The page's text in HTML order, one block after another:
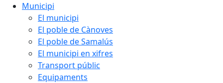
Municipi
El municipi
El poble de Cànoves
El poble de Samalús
El municipi en xifres
Transport públic
Equipaments